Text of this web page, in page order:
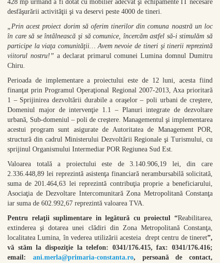
428 mp urmând a fi dotat cu mobilier adecvat şi echipamente IT necesare
desfăşurării activităţii şi va deservi peste 4000 de tineri.
„Prin acest proiect dorim să oferim tinerilor din comuna noastră un loc
în care să se întâlnească şi să comunice, încercăm astfel să-i stimulăm să
participe la viaţa comunităţii… Avem nevoie de tineri şi tinerii reprezintă
viitorul nostru!” a declarat primarul comunei Lumina domnul Dumitru
Chiru.
Perioada de implementare a proiectului este de 12 luni, acesta fiind
finanţat prin Programul Operaţional Regional 2007-2013, Axa prioritară
1 – Sprijinirea dezvoltării durabile a oraşelor – poli urbani de creştere,
Domeniul major de intervenţie 1.1 – Planuri integrate de dezvoltare
urbană, Sub-domeniul – poli de creştere. Managementul şi implementarea
acestui program sunt asigurate de Autoritatea de Management POR,
structură din cadrul Ministerului Dezvoltării Regionale şi Turismului, cu
sprijinul Organismului Intermediar POR Regiunea Sud Est.
Valoarea totală a proiectului este de 3.140.906,19 lei, din care
2.336.448,89 lei reprezintă asistenţa financiară nerambursabilă solicitată,
suma de 201.464,63 lei reprezintă contribuţia proprie a beneficiarului,
Asociaţia de Dezvoltare Intercomunitară Zona Metropolitană Constanţa
iar suma de 602.992,67 reprezintă valoarea TVA.
Pentru relaţii suplimentare in legătură cu proiectul “Reabilitarea,
extinderea şi dotarea unei clădiri din Zona Metropolitană Constanţa,
localitatea Lumina, în vederea utilizării acesteia drept centru de tineret”,
vă stăm la dispoziţie la telefon: 0341/176.415, fax: 0341/176.416;
email: ani.merla@primaria-constanta.ro, persoană de contact,